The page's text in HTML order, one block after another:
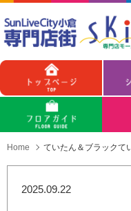
Home ていたん＆ブラックて
2025.09.22